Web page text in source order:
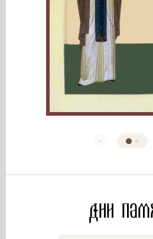
Дни